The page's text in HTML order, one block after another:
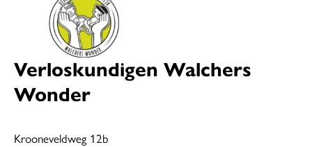
Verloskundigen Walchers
Wonder
Krooneveldweg 12b